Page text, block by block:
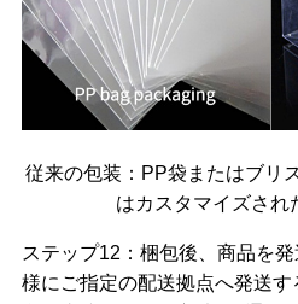
従来の包装：PP袋またはブリ
はカスタマイズされ
ステップ12：梱包後、商品を
様にご指定の配送拠点へ発送